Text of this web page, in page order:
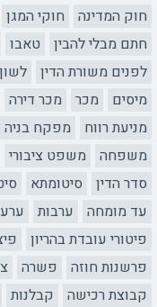
חוק המדינה
חוקי המגן
חתם מבלי להבין
טאבו
לפנים משורת הדין
מיסים
מכר מכר דירה
מניעת רווח
מפקח בניה
משפחה
משפט ציבורי
סדר הדין
סיטומתא
עד מומחה
ערבות
פיטורי עובדת בהריון
פרשנות חוזה
פשרה
קבוצת רכישה
קבלנות